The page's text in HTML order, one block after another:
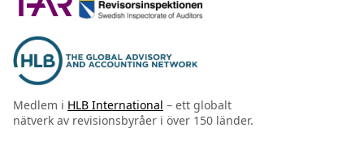
Medlem i HLB International – ett globalt
nätverk av revisionsbyråer i över 150 länder.